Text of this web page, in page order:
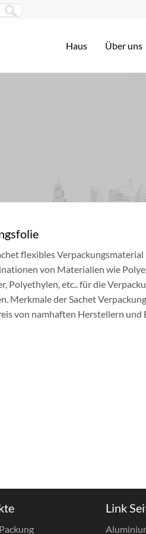
Haus Über uns
flexibles
von Materialien wie
Polyethylen, etc.. für die
Merkmale der Sachet
von namhaften Herstellern
Link